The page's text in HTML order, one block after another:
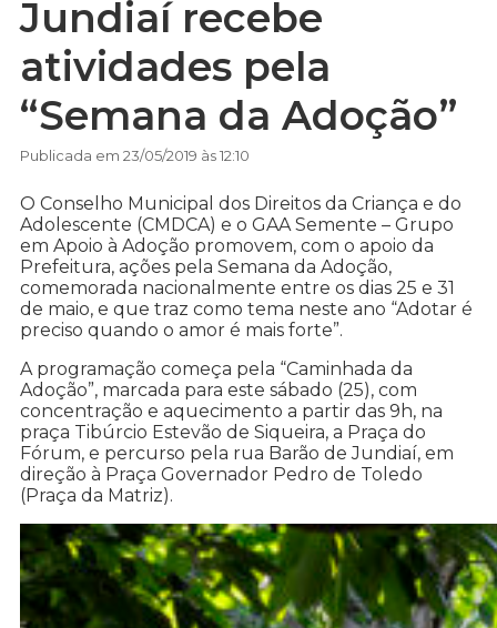
Jundiaí recebe
atividades pela
“Semana da Adoção”
Publicada em 23/05/2019 às 12:10
O Conselho Municipal dos Direitos da Criança e do
Adolescente (CMDCA) e o GAA Semente – Grupo
em Apoio à Adoção promovem, com o apoio da
Prefeitura, ações pela Semana da Adoção,
comemorada nacionalmente entre os dias 25 e 31
de maio, e que traz como tema neste ano “Adotar é
preciso quando o amor é mais forte”.
A programação começa pela “Caminhada da
Adoção”, marcada para este sábado (25), com
concentração e aquecimento a partir das 9h, na
praça Tibúrcio Estevão de Siqueira, a Praça do
Fórum, e percurso pela rua Barão de Jundiaí, em
direção à Praça Governador Pedro de Toledo
(Praça da Matriz).